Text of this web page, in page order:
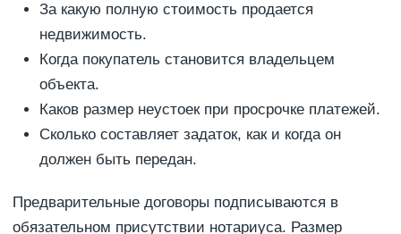
За какую полную стоимость продается
недвижимость.
Когда покупатель становится владельцем
объекта.
Каков размер неустоек при просрочке платежей.
Сколько составляет задаток, как и когда он
должен быть передан.
Предварительные договоры подписываются в
обязательном присутствии нотариуса. Размер